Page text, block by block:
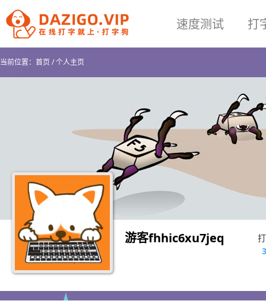
速度测试 打
当前位置： 首页/个人主页
游客fhhic6xu7jeq